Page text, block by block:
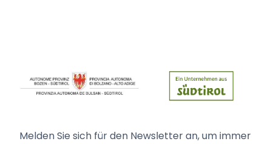
Melden Sie sich für den Newsletter an, um immer